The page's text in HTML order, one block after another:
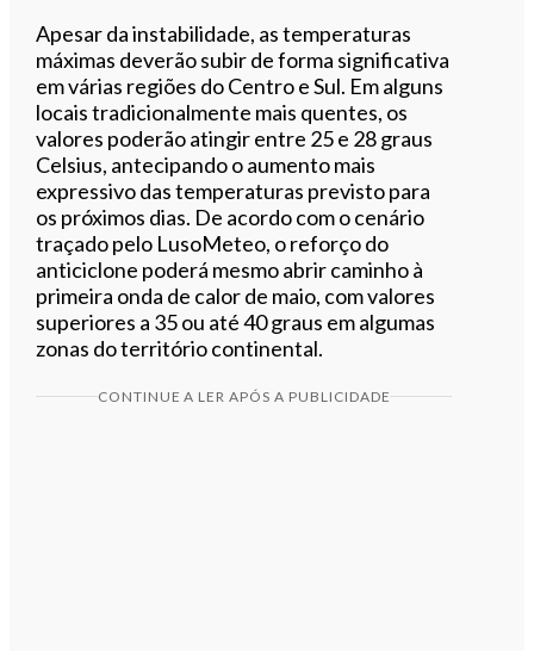
Apesar da instabilidade, as temperaturas
máximas deverão subir de forma significativa
em várias regiões do Centro e Sul. Em alguns
locais tradicionalmente mais quentes, os
valores poderão atingir entre 25 e 28 graus
Celsius, antecipando o aumento mais
expressivo das temperaturas previsto para
os próximos dias. De acordo com o cenário
traçado pelo LusoMeteo, o reforço do
anticiclone poderá mesmo abrir caminho à
primeira onda de calor de maio, com valores
superiores a 35 ou até 40 graus em algumas
zonas do território continental.
CONTINUE A LER APÓS A PUBLICIDADE